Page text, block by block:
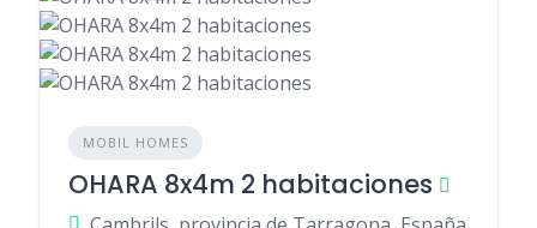
MOBIL HOMES
OHARA 8x4m 2 habitaciones